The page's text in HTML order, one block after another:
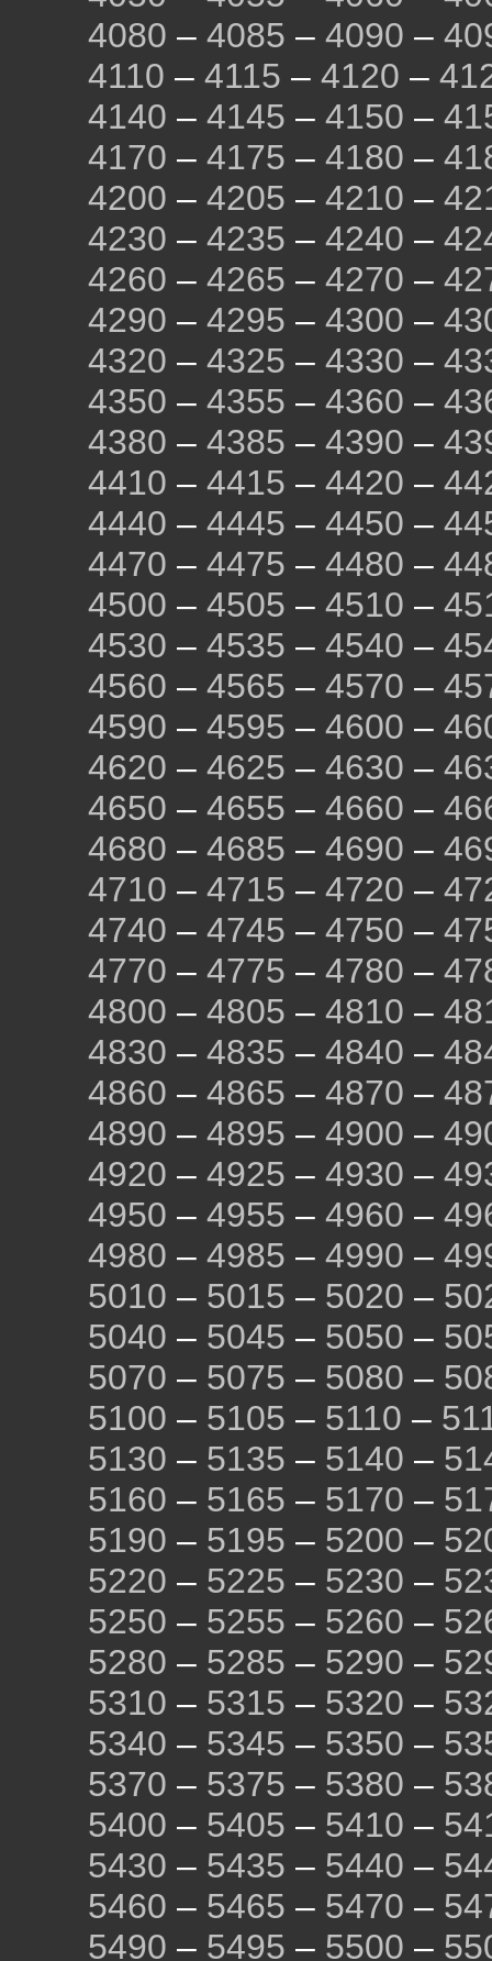
4080 – 4085 – 4090 –
4110 – 4115 – 4120 –
4140 – 4145 – 4150 –
4170 – 4175 – 4180 –
4200 – 4205 – 4210 –
4230 – 4235 – 4240 –
4260 – 4265 – 4270 –
4290 – 4295 – 4300 –
4320 – 4325 – 4330 –
4350 – 4355 – 4360 –
4380 – 4385 – 4390 –
4410 – 4415 – 4420 –
4440 – 4445 – 4450 –
4470 – 4475 – 4480 –
4500 – 4505 – 4510 –
4530 – 4535 – 4540 –
4560 – 4565 – 4570 –
4590 – 4595 – 4600 –
4620 – 4625 – 4630 –
4650 – 4655 – 4660 –
4680 – 4685 – 4690 –
4710 – 4715 – 4720 –
4740 – 4745 – 4750 –
4770 – 4775 – 4780 –
4800 – 4805 – 4810 –
4830 – 4835 – 4840 –
4860 – 4865 – 4870 –
4890 – 4895 – 4900 –
4920 – 4925 – 4930 –
4950 – 4955 – 4960 –
4980 – 4985 – 4990 –
5010 – 5015 – 5020 –
5040 – 5045 – 5050 –
5070 – 5075 – 5080 –
5100 – 5105 – 5110 –
5130 – 5135 – 5140 –
5160 – 5165 – 5170 –
5190 – 5195 – 5200 –
5220 – 5225 – 5230 –
5250 – 5255 – 5260 –
5280 – 5285 – 5290 –
5310 – 5315 – 5320 –
5340 – 5345 – 5350 –
5370 – 5375 – 5380 –
5400 – 5405 – 5410 –
5430 – 5435 – 5440 –
5460 – 5465 – 5470 –
5490 – 5495 – 5500 –